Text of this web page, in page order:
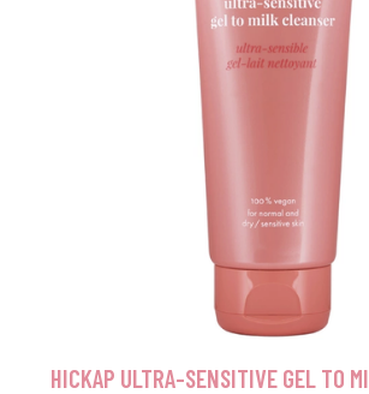
HICKAP ULTRA-SENSITIVE GEL TO